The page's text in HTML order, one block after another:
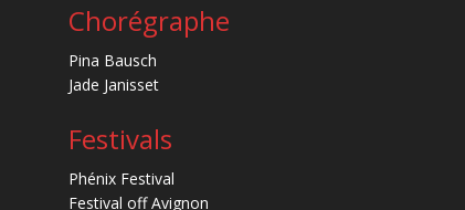
Chorégraphe
Pina Bausch
Jade Janisset
Festivals
Phénix Festival
Festival off Avignon